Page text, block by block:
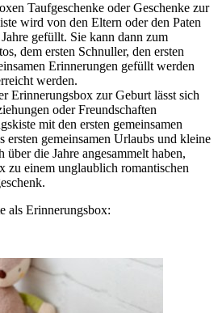
Taufgeschenke oder Geschenke zur
wird von den Eltern oder den Paten
gefüllt. Sie kann dann zum
dem ersten Schnuller, den ersten
Erinnerungen gefüllt werden
werden.
Erinnerungsbox zur Geburt lässt sich
oder Freundschaften
mit den ersten gemeinsamen
ersten gemeinsamen Urlaubs und kleine
die Jahre angesammelt haben,
zu einem unglaublich romantischen
als Erinnerungsbox: